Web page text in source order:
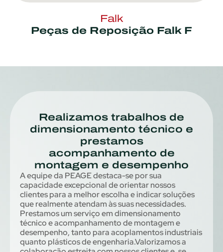
Falk
Peças de Reposição Falk F
Realizamos trabalhos de
dimensionamento técnico e
prestamos
acompanhamento de
montagem e desempenho
A equipe da PEAGE destaca-se por sua
capacidade excepcional de orientar nossos
clientes para a melhor escolha e indicar soluções
que realmente atendam às suas necessidades.
Prestamos um serviço em dimensionamento
técnico e acompanhamento de montagem e
desempenho, tanto para acoplamentos industriais
quanto plásticos de engenharia.Valorizamos a